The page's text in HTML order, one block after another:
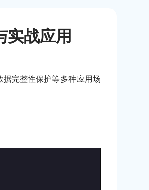
实战应用
完整性保护等多种应用场